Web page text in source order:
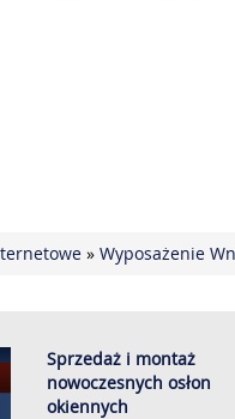
» Wyposażenie
Sprzedaż i montaż
nowoczesnych osłon
okiennych